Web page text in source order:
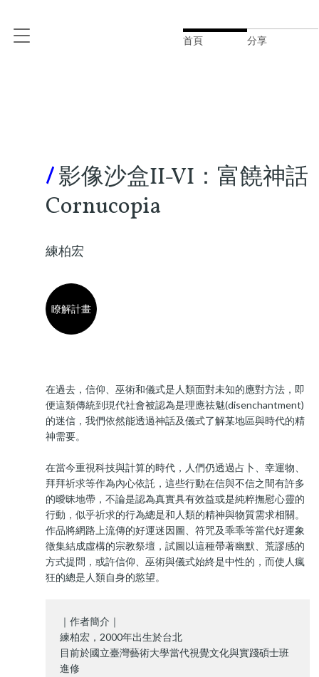
首頁 分享
/影像沙盒II-VI：富饒神話
Cornucopia
練柏宏
瞭解計畫
在過去，信仰、巫術和儀式是人類面對未知的應對方法，即
便這類傳統到現代社會被認為是理應祛魅(disenchantment)
的迷信，我們依然能透過神話及儀式了解某地區與時代的精
神需要。
在當今重視科技與計算的時代，人們仍透過占卜、幸運物、
拜拜祈求等作為內心依託，這些行動在信與不信之間有許多
的曖昧地帶，不論是認為真實具有效益或是純粹撫慰心靈的
行動，似乎祈求的行為總是和人類的精神與物質需求相關。
作品將網路上流傳的好運迷因圖、符咒及乖乖等當代好運象
徵集結成虛構的宗教祭壇，試圖以這種帶著幽默、荒謬感的
方式提問，或許信仰、巫術與儀式始終是中性的，而使人瘋
狂的總是人類自身的慾望。
｜作者簡介｜
練柏宏，2000年出生於台北
目前於國立臺灣藝術大學當代視覺文化與實踐碩士班
進修